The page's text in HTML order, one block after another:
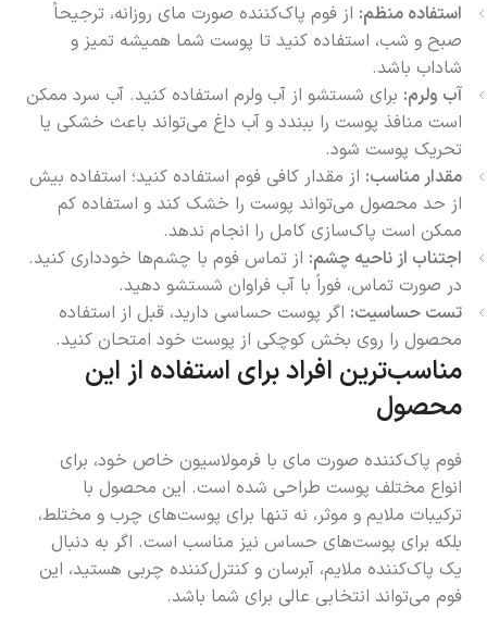
استفاده منظم: از فوم پاک‌کننده صورت مای روزانه، ترجیحاً
صبح و شب، استفاده کنید تا پوست شما همیشه تمیز و
شاداب باشد.
آب ولرم: برای شستشو از آب ولرم استفاده کنید. آب سرد ممکن
است منافذ پوست را ببندد و آب داغ می‌تواند باعث خشکی یا
تحریک پوست شود.
مقدار مناسب: از مقدار کافی فوم استفاده کنید؛ استفاده بیش
از حد محصول می‌تواند پوست را خشک کند و استفاده کم
ممکن است پاک‌سازی کامل را انجام ندهد.
اجتناب از ناحیه چشم: از تماس فوم با چشم‌ها خودداری کنید.
در صورت تماس، فوراً با آب فراوان شستشو دهید.
تست حساسیت: اگر پوست حساسی دارید، قبل از استفاده
محصول را روی بخش کوچکی از پوست خود امتحان کنید.
مناسب‌ترین افراد برای استفاده از این
محصول
فوم پاک‌کننده صورت مای با فرمولاسیون خاص خود، برای
انواع مختلف پوست طراحی شده است. این محصول با
ترکیبات ملایم و موثر، نه تنها برای پوست‌های چرب و مختلط،
بلکه برای پوست‌های حساس نیز مناسب است. اگر به دنبال
یک پاک‌کننده ملایم، آبرسان و کنترل‌کننده چربی هستید، این
فوم می‌تواند انتخابی عالی برای شما باشد.